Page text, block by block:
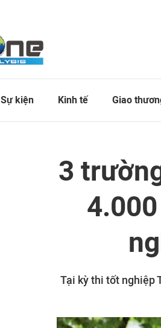
Sự kiện Kinh tế Giao
3
Tại kỳ thi tốt nghiệp